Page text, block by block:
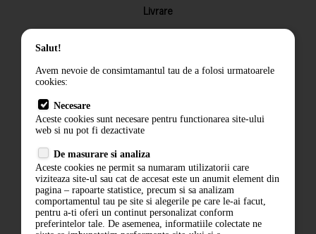
Livrare
Returnarea produselor
Termeni si conditii
Politica de confidentialitate
ANPC
Salut!
Avem nevoie de consimtamantul tau de a folosi urmatoarele
cookies:
Necesare
Aceste cookies sunt necesare pentru functionarea site-ului
web si nu pot fi dezactivate
De masurare si analiza
Aceste cookies ne permit sa numaram utilizatorii care
viziteaza site-ul sau cat de accesat este un anumit element din
pagina – rapoarte statistice, precum si sa analizam
comportamentul tau pe site si alegerile pe care le-ai facut,
pentru a-ti oferi un continut personalizat conform
preferintelor tale. De asemenea, informatiile colectate ne